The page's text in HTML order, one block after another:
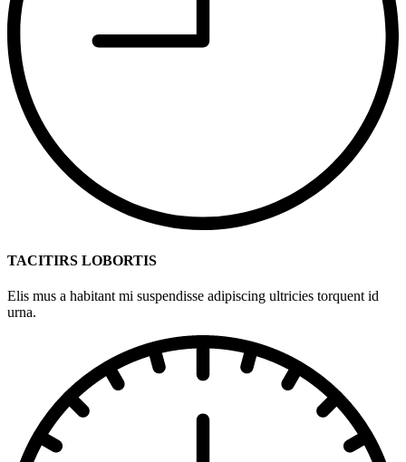
TACITIRS LOBORTIS
Elis mus a habitant mi suspendisse adipiscing ultricies torquent id
urna.